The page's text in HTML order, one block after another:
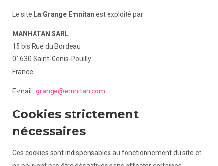
Le site La Grange Emnitan est exploité par :
MANHATAN SARL
15 bis Rue du Bordeau
01630 Saint-Genis-Pouilly
France
E-mail : grange@emnitan.com
Cookies strictement
nécessaires
Ces cookies sont indispensables au fonctionnement du site et